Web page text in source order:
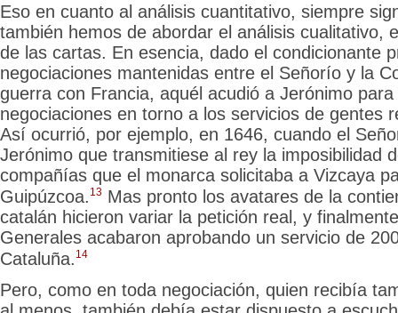
Eso en cuanto al análisis cuantitativo, siempre
también hemos de abordar el análisis cualitativo,
de las cartas. En esencia, dado el condicionante
negociaciones mantenidas entre el Señorío y la
guerra con Francia, aquél acudió a Jerónimo
negociaciones en torno a los servicios de gentes
Así ocurrió, por ejemplo, en 1646, cuando el
Jerónimo que transmitiese al rey la imposibilidad
compañías que el monarca solicitaba a Vizcaya
Guipúzcoa. 13 Mas pronto los avatares de la
catalán hicieron variar la petición real, y
Generales acabaron aprobando un servicio de
Cataluña. 14
Pero, como en toda negociación, quien recibía